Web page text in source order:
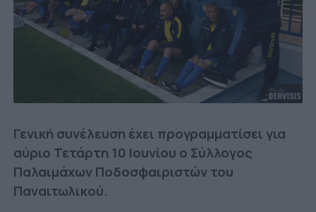
Γενική συνέλευση έχει προγραμματίσει για
αύριο Τετάρτη 10 Ιουνίου ο Σύλλογος
Παλαιμάχων Ποδοσφαιριστών του
Παναιτωλικού.